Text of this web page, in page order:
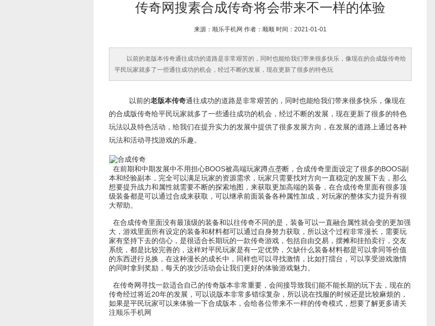
传奇网搜素合成传奇将会带来不一样的体验
来源： 顺乐手机网 作者：顺顺 时间：2021-01-01
以前的老版本传奇通往成功的道路是非常艰苦的，同时也能给我们带来很多快乐，像现在的合成版传奇给
平民玩家就多了一些通往成功的机会，经过不断的发展，现在更新了很多的特色玩
以前的老版本传奇通往成功的道路是非常艰苦的，同时也能给我们带来很多快乐，像现在
的合成版传奇给平民玩家就多了一些通往成功的机会，经过不断的发展，现在更新了很多的特色
玩法以及特色活动，给我们在提升实力的发展中提供了很多发展方向，在发展的道路上通过各种
玩法和活动寻找游戏的乐趣。
在前期和中期发展中不用担心BOOS被高端玩家蹲点垄断，合成传奇里面设定了很多的BOOS副
本和经验副本，完全可以满足玩家的资源需求，玩家只需要找对方向一直稳定的发展下去，那么
想要提升战力和属性就需要不断的探索地图，来获取更加高端的装备，在合成传奇里面有很多顶
级装备都是可以通过合成来获取，可以继承前面装备各种属性加成，对玩家的整体实力提升有很
大帮助。
在合成传奇里面没有最顶级的装备和以往传奇不同的是，装备可以一直融合属性就会变的更加强
大，游戏里面所有设定的装备和材料都可以通过自身努力获取，所以这个过程非常漫长，需要玩
家有坚持下去的信心，是很适合长期玩的一款传奇游戏，包括自由交易，摆摊和挂拍卖行，交友
系统，都是比较完善的，这样对平民玩家是有一定优势，欠缺什么装备材料都是可以拿同等价值
的东西进行兑换，在这种漫长的成长中，同样也可以寻找激情，比如打擂台，可以享受游戏激情
的同时拿到奖励，每天的攻沙活动会让我们更好的体验游戏魅力。
在传奇网寻找一款适合自己的传奇版本非常重要，会间接导致我们能不能长期的玩下去，现在的
传奇经过将近20年的发展，可以说版本非常多错综复杂，所以说在找服的时候还是比较麻烦的，
如果是平民玩家可以来体验一下合成版本，会给各位带来不一样的传奇模式，想要了解更多请关
注顺乐手机网